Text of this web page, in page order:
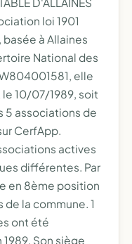
loi 1901
à Allaines
National des
elle
10/07/1989, soit
5 associations de
CerfApp.
actives
différentes. Par
en 8ème position
de la commune. 1
ont été
Son siège